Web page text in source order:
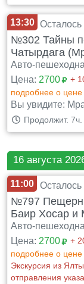
13:30 Осталось
№302 Тайны
Чатырдага
Авто-
Цена: 2700 +
подробнее о цене
Вы увидите:
Продолжит. 7ч.
16 августа
11:00 Осталось
№797
Баир Хосар и
Авто-
Цена: 2700 +
подробнее о цене
Экскурсия из
отправления